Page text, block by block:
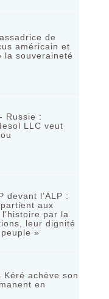
de
américain et
la souveraineté
Russie :
LLC veut
devant l’ALP :
aux
par la
leur dignité
»
achève son
en